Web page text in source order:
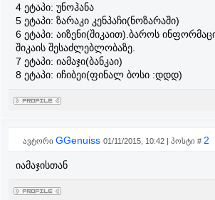
4 ეტაპი: უნოჰანა
5 ეტაპი: ზარაკი კენპაჩი(ნოზარაში)
6 ეტაპი: აიზენი(შიკაით).ბაროს
შიკაის შესაძლებლობაზე.
7 ეტაპი: იამაჯი(ბანკაი)
8 ეტაპი: იჩიბეი(ფინალ ბოსი :დდდ)
ავტორი GGenuiss 01/11/2015, 10:42 | პოსტი # 2
იამაჯისთან